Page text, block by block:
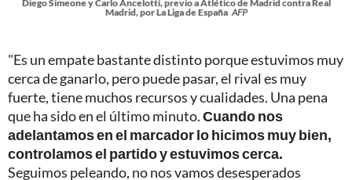
Diego Simeone y Carlo Ancelotti, previo a Atlético de Madrid contra Real
Madrid, por La Liga de España AFP
"Es un empate bastante distinto porque estuvimos muy
cerca de ganarlo, pero puede pasar, el rival es muy
fuerte, tiene muchos recursos y cualidades. Una pena
que ha sido en el último minuto.Cuando nos
adelantamos en el marcador lo hicimos muy bien,
controlamos el partido y estuvimos cerca.
Seguimos peleando, no nos vamos desesperados